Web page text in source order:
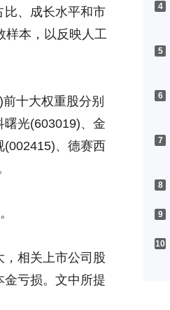
4
5
6
7
8
9
10
比、成长水平和市
样本，以反映人工
十大权重股分别
光(603019)、金
、德赛西
相关上市公司股
亏损。文中所提